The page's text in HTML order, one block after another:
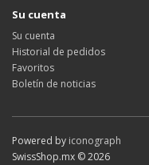
Su cuenta
Su cuenta
Historial de pedidos
Favoritos
Boletín de noticias
Powered by iconograph
SwissShop.mx © 2026